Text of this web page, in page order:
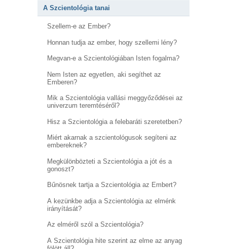
A Szcientológia tanai
Szellem-e az Ember?
Honnan tudja az ember, hogy szellemi lény?
Megvan-e a Szcientológiában Isten fogalma?
Nem Isten az egyetlen, aki segíthet az
Emberen?
Mik a Szcientológia vallási meggyőződései az
univerzum teremtéséről?
Hisz a Szcientológia a felebaráti szeretetben?
Miért akarnak a szcientológusok segíteni az
embereknek?
Megkülönbözteti a Szcientológia a jót és a
gonoszt?
Bűnösnek tartja a Szcientológia az Embert?
A kezünkbe adja a Szcientológia az elménk
irányítását?
Az elméről szól a Szcientológia?
A Szcientológia hite szerint az elme az anyag